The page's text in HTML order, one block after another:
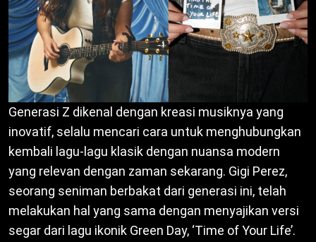
Generasi Z dikenal dengan kreasi musiknya yang
inovatif, selalu mencari cara untuk menghubungkan
kembali lagu-lagu klasik dengan nuansa modern
yang relevan dengan zaman sekarang. Gigi Perez,
seorang seniman berbakat dari generasi ini, telah
melakukan hal yang sama dengan menyajikan versi
segar dari lagu ikonik Green Day, ‘Time of Your Life’.